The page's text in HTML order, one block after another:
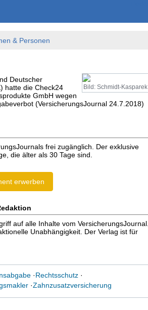
& Personen
Bild: Schmidt-Kasparek
Deutscher
hatte die Check24
GmbH wegen
(VersicherungsJournal 24.7.2018)
frei zugänglich. Der exklusive
die älter als 30 Tage sind.
erwerben
auf alle Inhalte vom VersicherungsJournal.
Unabhängigkeit. Der Verlag ist für
·Rechtsschutz·
·Zahnzusatzversicherung